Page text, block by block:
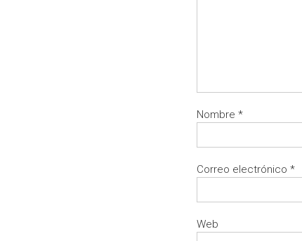
Nombre*
Correo electrónico*
Web